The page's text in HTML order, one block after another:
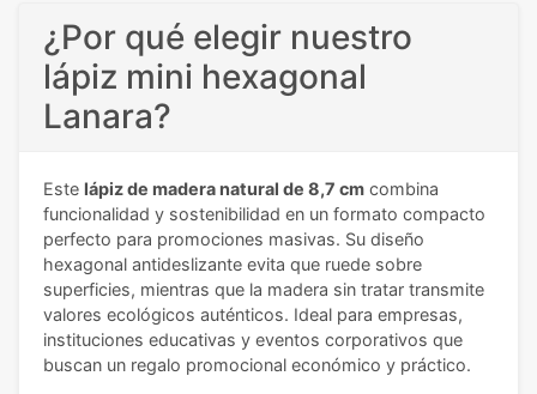
¿Por qué elegir nuestro
lápiz mini hexagonal
Lanara?
Este lápiz de madera natural de 8,7 cm combina
funcionalidad y sostenibilidad en un formato compacto
perfecto para promociones masivas. Su diseño
hexagonal antideslizante evita que ruede sobre
superficies, mientras que la madera sin tratar transmite
valores ecológicos auténticos. Ideal para empresas,
instituciones educativas y eventos corporativos que
buscan un regalo promocional económico y práctico.